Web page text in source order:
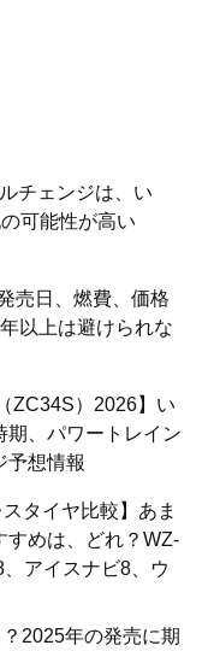
チェンジは、い
可能性が高い
売日、燃費、価格
以上は避けられな
ZC34S）2026】い
期、パワートレイン
予想情報
タイヤ比較】あま
すめは、どれ？WZ-
アイスナビ8、ウ
2025年の発売に期